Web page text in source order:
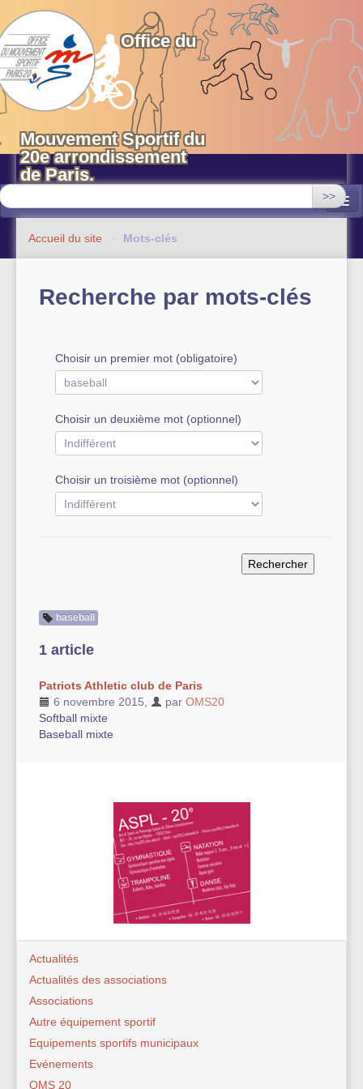
OMS 20 Paris
Office du
Mouvement Sportif du
20e arrondissement
de Paris.
>>
Equipements sportifs municipaux
OMS 20
Actualités
Autre équipement sportif
Actualités des associations
Accueil du site > Mots-clés
Recherche par mots-clés
Choisir un premier mot (obligatoire)
Choisir un deuxième mot (optionnel)
Choisir un troisième mot (optionnel)
baseball
1 article
Patriots Athletic club de Paris
6 novembre 2015
par OMS20
Softball mixte
Baseball mixte
Actualités
Actualités des associations
Associations
Autre équipement sportif
Equipements sportifs municipaux
Evénements
OMS 20